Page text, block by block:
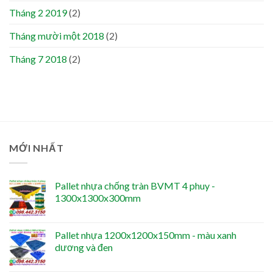
Tháng 2 2019(2)
Tháng mười một 2018 (2)
Tháng 7 2018 (2)
MỚI NHẤT
Pallet nhựa chống tràn BVMT 4 phuy -
1300x1300x300mm
Pallet nhựa 1200x1200x150mm - màu xanh
dương và đen